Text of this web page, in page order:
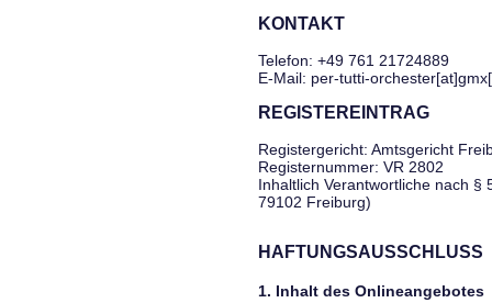
KONTAKT
Telefon: +49 761 21724889
E-Mail: per-tutti-
REGISTEREINTRAG
Registergericht: Amtsgericht
Registernummer: VR 2802
Inhaltlich Verantwortliche nach §
79102 Freiburg)
HAFTUNGSAUSSCHLUSS
1. Inhalt des Onlineangebotes